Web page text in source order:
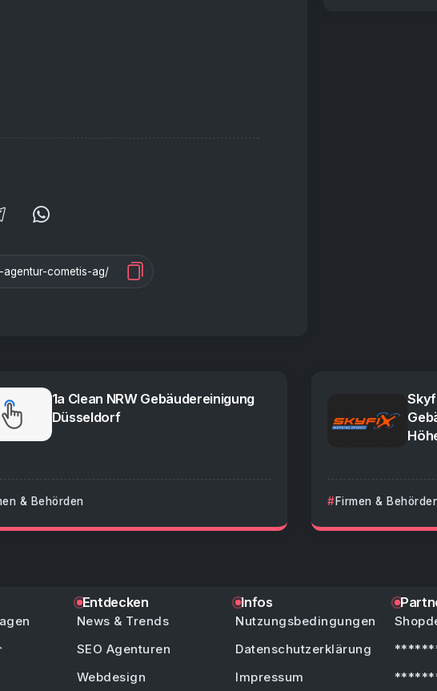
1a Clean NRW Gebäudereinigung
Düsseldorf
& Behörden Firmen &
Entdecken
News & Trends
SEO Agenturen
Webdesign
Infos
Nutzungsbedingungen
Datenschutzerklärung
Impressum